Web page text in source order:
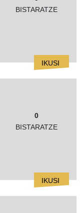
BISTARATZE
IKUSI
0
BISTARATZE
IKUSI